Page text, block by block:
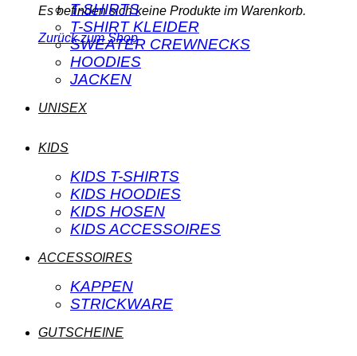
Es befinden sich keine Produkte im Warenkorb.
Zurück zum Shop
T-SHIRTS
T-SHIRT KLEIDER
SWEATER CREWNECKS
HOODIES
JACKEN
UNISEX
KIDS
KIDS T-SHIRTS
KIDS HOODIES
KIDS HOSEN
KIDS ACCESSOIRES
ACCESSOIRES
KAPPEN
STRICKWARE
GUTSCHEINE